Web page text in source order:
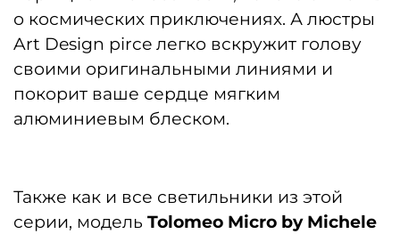
о космических приключениях. А люстры
Art Design pirce легко вскружит голову
своими оригинальными линиями и
покорит ваше сердце мягким
алюминиевым блеском.
Также как и все светильники из этой
серии, модель Tolomeo Micro by Michele